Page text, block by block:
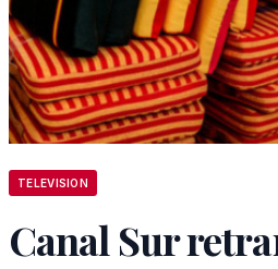
TELEVISION
Canal Sur